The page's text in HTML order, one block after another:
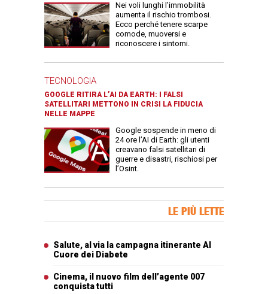
Nei voli lunghi l’immobilità
aumenta il rischio trombosi.
Ecco perché tenere scarpe
comode, muoversi e
riconoscere i sintomi.
TECNOLOGIA
GOOGLE RITIRA L’AI DA EARTH: I FALSI
SATELLITARI METTONO IN CRISI LA FIDUCIA
NELLE MAPPE
Google sospende in meno di
24 ore l’AI di Earth: gli utenti
creavano falsi satellitari di
guerre e disastri, rischiosi per
l’Osint.
LE PIÙ LETTE
Salute, al via la campagna itinerante Al
Cuore dei Diabete
Cinema, il nuovo film dell’agente 007
conquista tutti